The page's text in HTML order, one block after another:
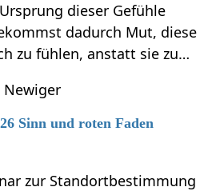
dieser Gefühle
dadurch Mut, diese
zu fühlen, anstatt sie zu…
Newiger
Sinn und roten Faden
zur Standortbestimmung